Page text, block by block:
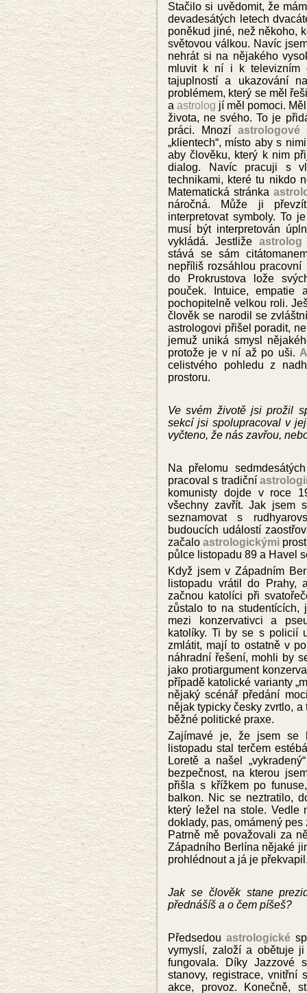
Stačilo si uvědomit, že
devadesátých letech
poněkud jiné, než někoho,
světovou válkou. Navíc
nehrát si na nějakého
mluvit k ní i k televizním
tajuplností a ukazování
problémem, který se mě l
aastrolog jí měl pomoci.
života, ne svého. To je
práci. Mnozí astrologové
„klientech“, místo aby s
aby člověku, který k nim
dialog. Navíc pracuji s
technikami, které tu nikdo
Matematická stránka
náročná. Může ji
interpretovat symboly. To
musí být interpretován
vykládá. Jestliže astrolog
stává se sám
nepříliš rozsáhlou pracovní
do Prokrustova lože
pouček. Intuice, empatie
pochopitelně velkou roli.
člověk se narodil se
astrologovi přišel poradit,
jemuž uniká smysl
protože je v ní až po uši.
celistvého pohledu z
prostoru.
Ve svém životě jsi prožil
sekcí jsi spolupracoval v
vyčteno, že nás zavřou,
Na přelomu
pracoval s tradiční
komunisty dojde v roce
všechny zavřít. Jak jsem
seznamovat s
budoucích událostí
začaloastrologickými
půlce listopadu 89 a Havel
Když jsem v Západním
listopadu vrátil do
začnou katolíci při
zůstalo to na studentících,
mezi konzervativci a
katolíky. Ti by se s policií
zmlátit, mají to ostatně v
náhradní řešení, mohli by
jako protiargument
případě katolické varianty
nějaký scénář předání
nějak typicky česky zvrtlo,
běžné politické praxe.
Zajímavé je, že jsem se
listopadu stal terčem
Loretě a naše l
bezpečnost, na kterou
přišla s křížkem po
balkon. Nic se neztratilo,
který ležel na stole. Vedle
doklady, pas, omámený
Patrně mě považovali za
Západního Berlína nějaké
prohlédnout a já je
Jak sečlověk stane
přednášíš a o čem píšeš?
Předsedouastrologické
vymyslí, založí a obětuje
fungovala. Díky
stanovy, registrace, vnitřní
akce, provoz. Konečně,